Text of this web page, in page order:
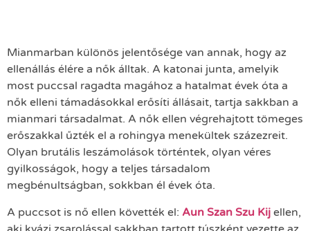
Mianmarban különös jelentősége van annak, hogy az
ellenállás élére a nők álltak. A katonai junta, amelyik
most puccsal ragadta magához a hatalmat évek óta a
nők elleni támadásokkal erősíti állásait, tartja sakkban a
mianmari társadalmat. A nők ellen végrehajtott tömeges
erőszakkal űzték el a rohingya menekültek százezreit.
Olyan brutális leszámolások történtek, olyan véres
gyilkosságok, hogy a teljes társadalom
megbénultságban, sokkban él évek óta.
A puccsot is nő ellen követték el: Aun Szan Szu Kij ellen,